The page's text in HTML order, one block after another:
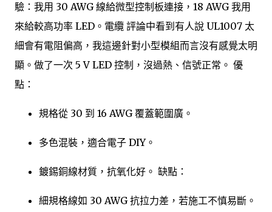
驗：我用 30 AWG 線給微型控制板連接，18 AWG 我用
來給較高功率 LED。電纜 評論中看到有人說 UL1007 太
細會有電阻偏高，我這邊針對小型模組而言沒有感覺太明
顯。做了一次 5 V LED 控制，沒過熱、信號正常。 優
點：
規格從 30 到 16 AWG 覆蓋範圍廣。
多色混裝，適合電子 DIY。
鍍錫銅線材質，抗氧化好。 缺點：
細規格線如 30 AWG 抗拉力差，若施工不慎易斷。